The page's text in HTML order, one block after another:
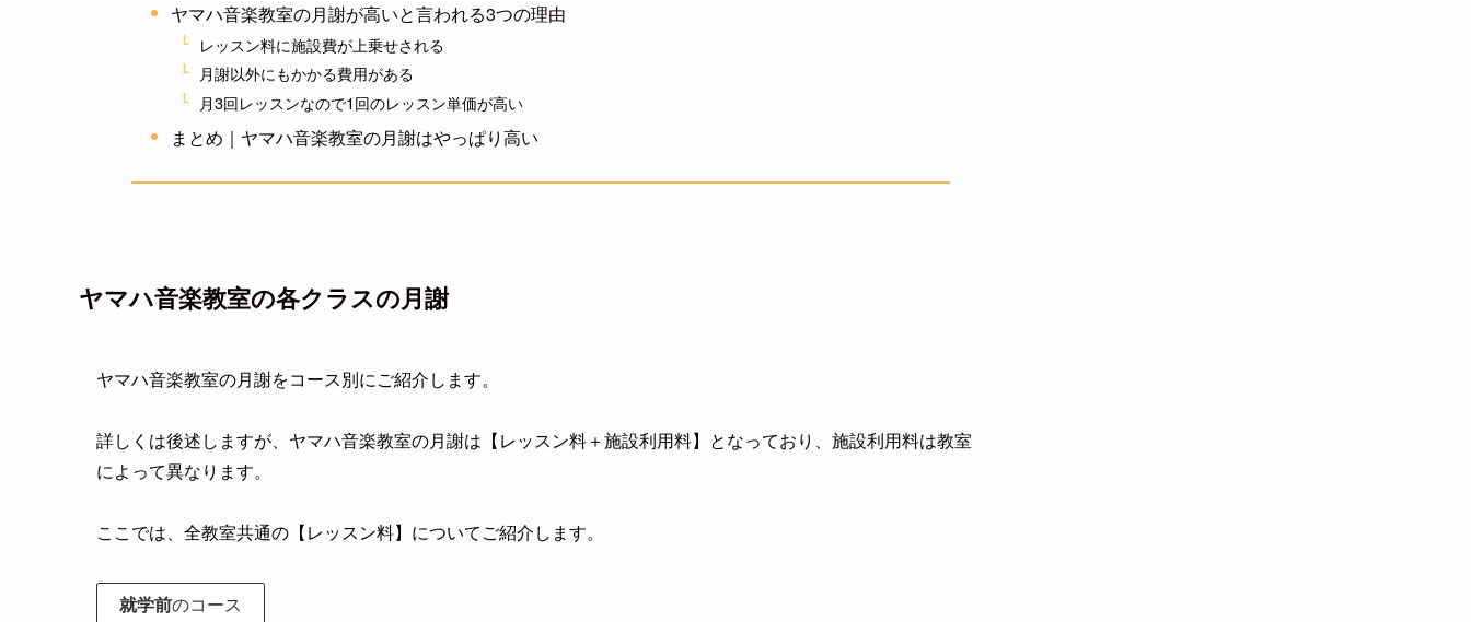
ヤマハ音楽教室の月謝が高いと言われる3つの理由
レッスン料に施設費が上乗せされる
月謝以外にもかかる費用がある
月3回レッスンなので1回のレッスン単価が高い
まとめ｜ヤマハ音楽教室の月謝はやっぱり高い
ヤマハ音楽教室の各クラスの月謝
ヤマハ音楽教室の月謝をコース別にご紹介します。
詳しくは後述しますが、ヤマハ音楽教室の月謝は【レッスン料＋施設利用料】となっており、施設利用料は教室
によって異なります。
ここでは、全教室共通の【レッスン料】についてご紹介します。
就学前のコース